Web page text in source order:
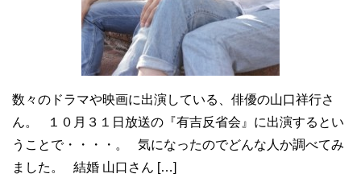
数々のドラマや映画に出演している、俳優の山口祥行さ
ん。 １０月３１日放送の『有吉反省会』に出演するとい
うことで・・・・。 気になったのでどんな人か調べてみ
ました。 結婚 山口さん […]